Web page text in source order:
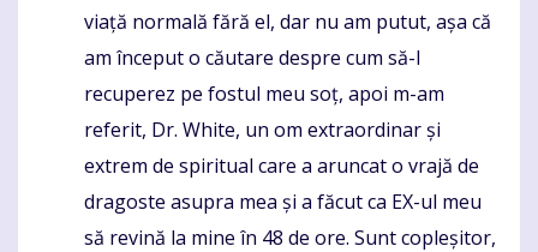
viață normală fără el, dar nu am putut, așa că
am început o căutare despre cum să-l
recuperez pe fostul meu soț, apoi m-am
referit, Dr. White, un om extraordinar și
extrem de spiritual care a aruncat o vrajă de
dragoste asupra mea și a făcut ca EX-ul meu
să revină la mine în 48 de ore. Sunt copleșitor,